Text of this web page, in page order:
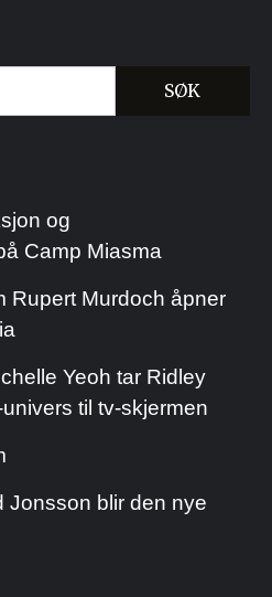
og
Camp Miasma
Rupert Murdoch åpner
Yeoh tar Ridley
til tv-skjermen
Jonsson blir den nye